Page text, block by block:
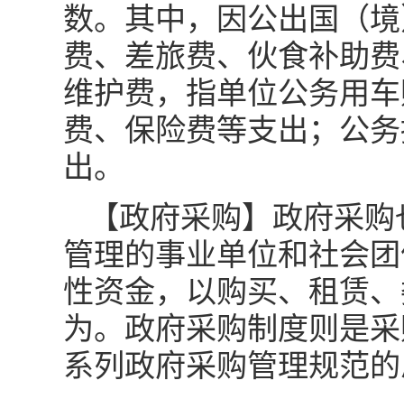
数。其中，因公出国（
费、差旅费、伙食补助
维护费，指单位公务用
费、保险费等支出；公
出。
【政府采购】政府采
管理的事业单位和社会
性资金，以购买、租赁
为。政府采购制度则是
系列政府采购管理规范